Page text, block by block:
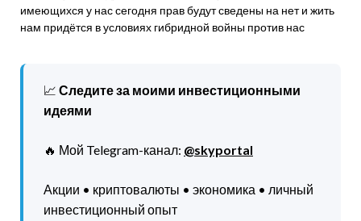
имеющихся у нас сегодня прав будут сведены на нет и жить
нам придётся в условиях гибридной войны против нас
📈 Следите за моими инвестиционными
идеями
🔥 Мой Telegram-канал: @skyportal
Акции • криптовалюты • экономика • личный
инвестиционный опыт